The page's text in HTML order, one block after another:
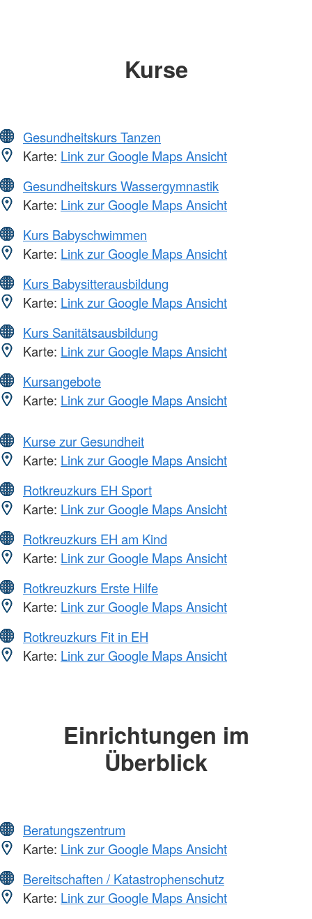
Kurse
Gesundheitskurs Tanzen
Karte: Link zur Google Maps Ansicht
Gesundheitskurs Wassergymnastik
Karte: Link zur Google Maps Ansicht
Kurs Babyschwimmen
Karte: Link zur Google Maps Ansicht
Kurs Babysitterausbildung
Karte: Link zur Google Maps Ansicht
Kurs Sanitätsausbildung
Karte: Link zur Google Maps Ansicht
Kursangebote
Karte: Link zur Google Maps Ansicht
Kurse zur Gesundheit
Karte: Link zur Google Maps Ansicht
Rotkreuzkurs EH Sport
Karte: Link zur Google Maps Ansicht
Rotkreuzkurs EH am Kind
Karte: Link zur Google Maps Ansicht
Rotkreuzkurs Erste Hilfe
Karte: Link zur Google Maps Ansicht
Rotkreuzkurs Fit in EH
Karte: Link zur Google Maps Ansicht
Einrichtungen im
Überblick
Beratungszentrum
Karte: Link zur Google Maps Ansicht
Bereitschaften / Katastrophenschutz
Karte: Link zur Google Maps Ansicht